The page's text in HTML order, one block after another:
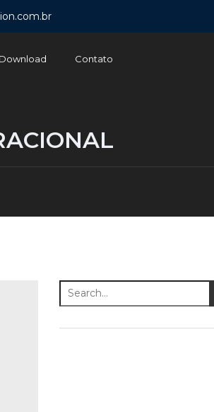
Download Contato